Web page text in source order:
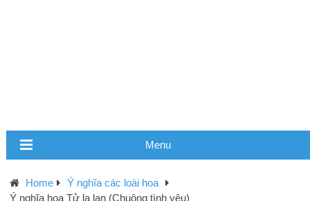
Menu
Home
Ý nghĩa các loài hoa
Ý nghĩa hoa Tử la lan (Chuông tình yêu)